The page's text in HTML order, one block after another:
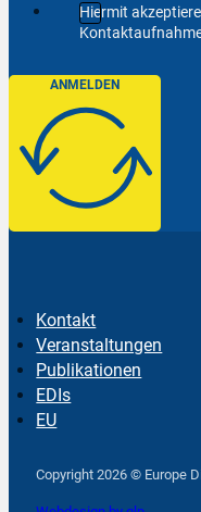
Hiermit
ANMELDEN
Kontakt
Veranstaltungen
Publikationen
EDIs
EU
Copyright 2026 © Europe